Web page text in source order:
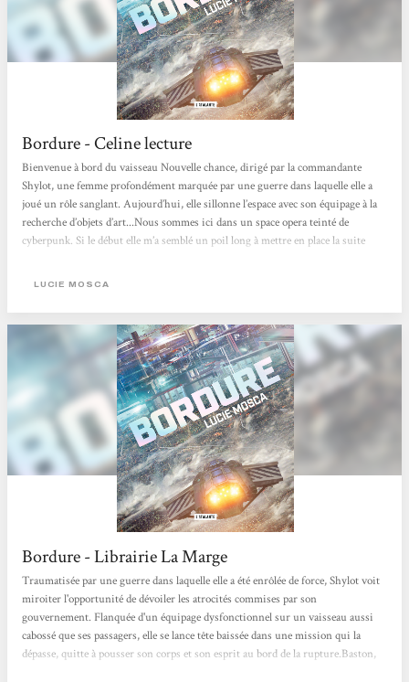
Bordure - Celine lecture
Bienvenue à bord du vaisseau Nouvelle chance, dirigé par la commandante
Shylot, une femme profondément marquée par une guerre dans laquelle elle a
joué un rôle sanglant. Aujourd’hui, elle sillonne l’espace avec son équipage à la
recherche d’objets d’art...Nous sommes ici dans un space opera teinté de
cyberpunk. Si le début elle m’a semblé un poil long à mettre en place la suite
pilier de l’histoire : Shylot. Hyper compétente, badass, capable de retourner
LUCIE MOSCA
Bordure - Librairie La Marge
Traumatisée par une guerre dans laquelle elle a été enrôlée de force, Shylot voit
miroiter l'opportunité de dévoiler les atrocités commises par son
gouvernement. Flanquée d'un équipage dysfonctionnel sur un vaisseau aussi
cabossé que ses passagers, elle se lance tête baissée dans une mission qui la
dépasse, quitte à pousser son corps et son esprit au bord de la rupture.Baston,